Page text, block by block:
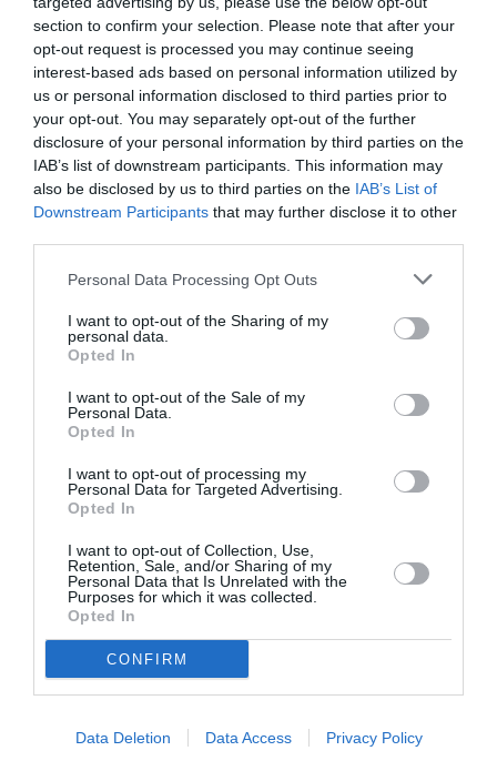
section to confirm your selection. Please note that after your
opt-out request is processed you may continue seeing
interest-based ads based on personal information utilized by
us or personal information disclosed to third parties prior to
your opt-out. You may separately opt-out of the further
disclosure of your personal information by third parties on the
IAB’s list of downstream participants. This information may
also be disclosed by us to third parties on the IAB’s List of
Downstream Participants that may further disclose it to other
Personal Data Processing Opt Outs
I want to opt-out of the Sharing of my
personal data.
Opted In
I want to opt-out of the Sale of my
Personal Data.
Opted In
I want to opt-out of processing my
Personal Data for Targeted Advertising.
Opted In
I want to opt-out of Collection, Use,
Retention, Sale, and/or Sharing of my
Personal Data that Is Unrelated with the
Purposes for which it was collected.
Opted In
CONFIRM
Data Deletion Data Access Privacy Policy
Tags
ΔΩΡΟΣ ΔΗΜΟΣΘΕΝΟΥΣ
ΕΤΑΙΡΕΙΑ ΜΑΚΕΔΟΝΙΚΩΝ ΣΠΟΥΔΩΝ
ΝΙΚΟΣ ΚΥΠΟΥΡΓΟΣ
Newsletter
Κάθε βδομάδα στο e-mail σας τα τελευταία νέα για
την Τέχνη και τον Πολιτισμό!
Σχετικά Άρθρα
Οι Arab Strap στο
Gazarte Ground
Ευανθία
Ρεμπούτσικα και
Άρης Δαβαράκης